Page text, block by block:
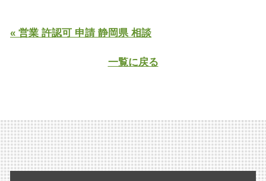
« 営業 許認可 申請 静岡県 相談
一覧に戻る